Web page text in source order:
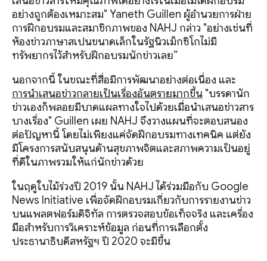
อย่างถูกต้องเหมาะสม" Yaneth Guillen ผู้อำนวยการฝ่าย
การฝึกอบรมและสมาชิกภาพของ NAHJ กล่าว "อย่างเช่นที่
ห้องข่าวภาษาสเปนขนาดเล็กในรัฐนิวเม็กซิโกไม่มี
ทรัพยากรไว้สำหรับฝึกอบรมนักข่าวเลย”
นอกจากนี้ ในขณะที่สื่อมีการพัฒนาอย่างต่อเนื่อง และ
การนำเสนอข่าวกลายเป็นเรื่องอันตรายมากขึ้น "บรรดานัก
ข่าวเองก็พลอยมีบาดแผลทางใจไปด้วยเมื่อนำเสนอข่าวสาร
บางเรื่อง" Guillen เผย NAHJ จึงวางแผนที่จะตอบสนอง
ต่อปัญหานี้ โดยไม่เพียงแค่จัดฝึกอบรมทางเทคนิค แต่ยัง
มีโครงการสนับสนุนด้านสุขภาพจิตและสภาพความเป็นอยู่
ที่ดีในภาพรวมให้แก่นักข่าวด้วย
ในฤดูใบไม้ร่วงปี 2019 นั้น NAHJ ได้ร่วมมือกับ Google
News Initiative เพื่อจัดฝึกอบรมเกี่ยวกับการรายงานข่าว
บนแพลตฟอร์มดิจิทัล การตรวจสอบข้อเท็จจริง และเครื่อง
มือสำหรับการวิเคราะห์ข้อมูล ก่อนที่การเลือกตั้ง
ประธานาธิบดีสหรัฐฯ ปี 2020 จะมีขึ้น